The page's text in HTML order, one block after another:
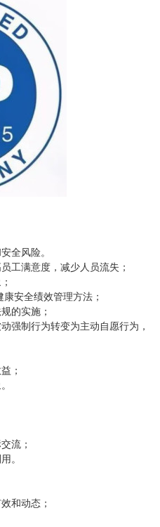
全风险。
工满意度，减少人员流失；
安全绩效管理方法；
的实施；
强制行为转变为主动自愿行为，
；
流；
。
和动态；